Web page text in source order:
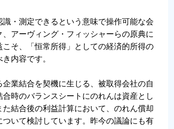
・測定できるという意味で操作可能な会
アーヴィング・フィッシャーらの原典に
そ、「恒常所得」としての経済的所得の
内容です。
業結合を契機に生じる、被取得会社の自
時のバランスシートにのれんは資産とし
結合後の利益計算において、のれん償却
いて検討しています。昨今の議論にも有